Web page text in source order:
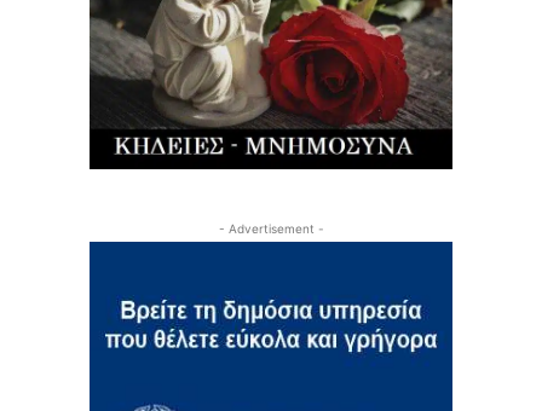
- Advertisement -